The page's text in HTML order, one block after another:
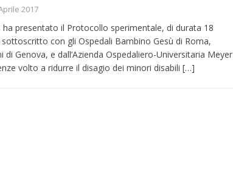
in denaro, ma anche i benefit aziendali
caregiver: la sfida quotidiana dell’assistenza tra ferie e rinunce
2017
ha presentato il Protocollo sperimentale, di durata 18
con gli Ospedali Bambino Gesù di Roma,
di Genova, e dall’Azienda Ospedaliero-Universitaria Meyer
volto a ridurre il disagio dei minori disabili […]